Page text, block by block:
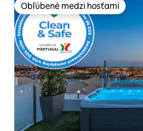
Obľúbené medzi hosťami
Obľúbené medzi hosťami